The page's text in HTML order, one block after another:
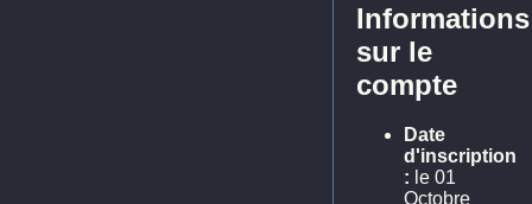
Informations
sur le
compte
Date
d'inscription
: le 01
Octobre